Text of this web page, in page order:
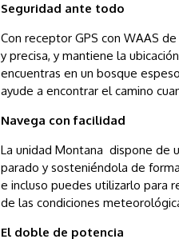
Seguridad ante todo
Con receptor GPS con WAAS
y precisa, y mantiene la
encuentras en un bosque
ayude a encontrar el camino
Navega con facilidad
La unidad Montana dispone de
parado y sosteniéndola de
e incluso puedes utilizarlo para
de las condiciones
El doble de potencia